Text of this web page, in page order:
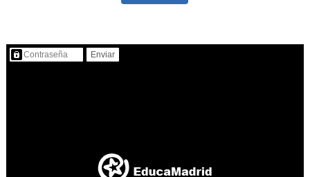
Contenido protegido…